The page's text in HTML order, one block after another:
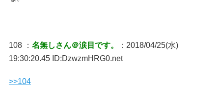
108 ： 名無しさん＠涙目です。
：2018/04/25(水)
19:30:20.45 ID:DzwzmHRG0.net
>>104